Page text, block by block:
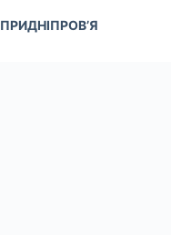
ПРИДНІПРОВ’Я